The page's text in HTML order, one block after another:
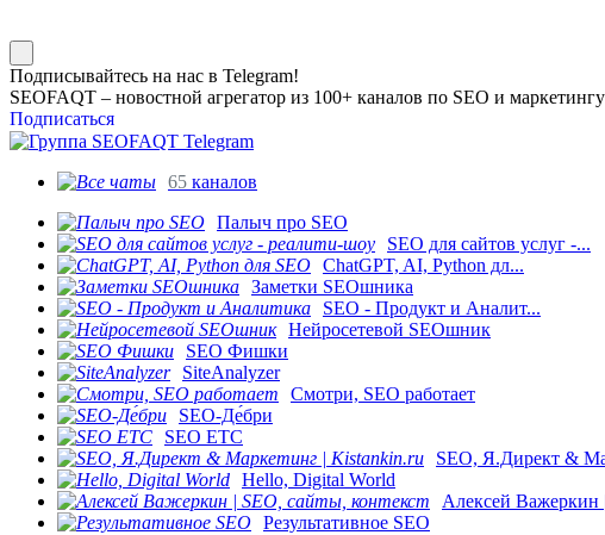
Подписывайтесь на нас в Telegram!
SEOFAQT – новостной агрегатор из 100+ каналов по SEO и
Подписаться
65 каналов
Палыч про SEO
SEO для сайтов услуг -...
ChatGPT, AI, Python дл...
Заметки SEOшника
SEO - Продукт и Аналит...
Нейросетевой SEOшник
SEO Фишки
SiteAnalyzer
Смотри, SEO работает
SEO-Де́бри
SEO ETC
SEO, Я.Директ &
Hello, Digital World
Алексей Важеркин
Результативное SEO